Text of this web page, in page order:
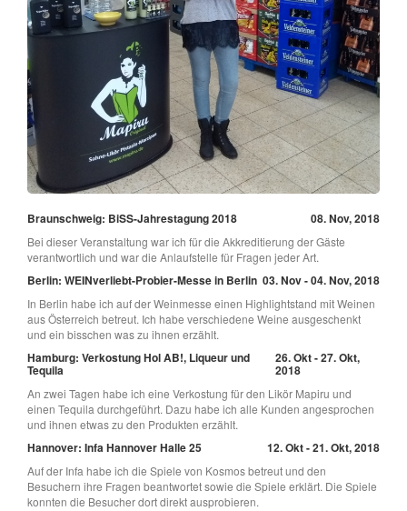
Braunschweig: BiSS-Jahrestagung 2018 08. Nov, 2018
Bei dieser Veranstaltung war ich für die Akkreditierung der Gäste
verantwortlich und war die Anlaufstelle für Fragen jeder Art.
Berlin: WEINverliebt-Probier-Messe in Berlin 03. Nov - 04. Nov, 2018
In Berlin habe ich auf der Weinmesse einen Highlightstand mit Weinen
aus Österreich betreut. Ich habe verschiedene Weine ausgeschenkt
und ein bisschen was zu ihnen erzählt.
Hamburg: Verkostung Hol AB!, Liqueur und
Tequila
26. Okt - 27. Okt,
2018
An zwei Tagen habe ich eine Verkostung für den Likör Mapiru und
einen Tequila durchgeführt. Dazu habe ich alle Kunden angesprochen
und ihnen etwas zu den Produkten erzählt.
Hannover: Infa Hannover Halle 25 12. Okt - 21. Okt, 2018
Auf der Infa habe ich die Spiele von Kosmos betreut und den
Besuchern ihre Fragen beantwortet sowie die Spiele erklärt. Die Spiele
konnten die Besucher dort direkt ausprobieren.